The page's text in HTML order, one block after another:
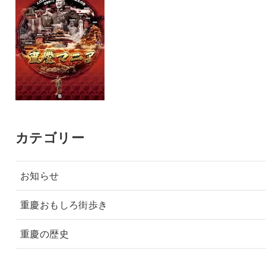
カテゴリー
お知らせ
重慶おもしろ街歩き
重慶の歴史